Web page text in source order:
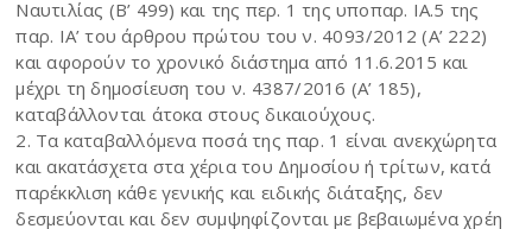
Ναυτιλίας (Β’ 499) και της περ. 1 της υποπαρ. ΙΑ.5 της
παρ. ΙΑ’ του άρθρου πρώτου του ν. 4093/2012 (Α’ 222)
και αφορούν το χρονικό διάστημα από 11.6.2015 και
μέχρι τη δημοσίευση του ν. 4387/2016 (Α’ 185),
καταβάλλονται άτοκα στους δικαιούχους.
2. Τα καταβαλλόμενα ποσά της παρ. 1 είναι ανεκχώρητα
και ακατάσχετα στα χέρια του Δημοσίου ή τρίτων, κατά
παρέκκλιση κάθε γενικής και ειδικής διάταξης, δεν
δεσμεύονται και δεν συμψηφίζονται με βεβαιωμένα χρέη